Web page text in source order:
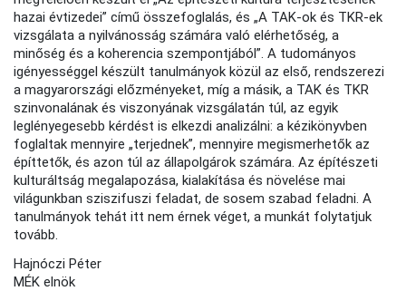
hazai évtizedei” című összefoglalás, és „A TAK-ok és TKR-ek
vizsgálata a nyilvánosság számára való elérhetőség, a
minőség és a koherencia szempontjából”. A tudományos
igényességgel készült tanulmányok közül az első, rendszerezi
a magyarországi előzményeket, míg a másik, a TAK és TKR
szinvonalának és viszonyának vizsgálatán túl, az egyik
leglényegesebb kérdést is elkezdi analizálni: a kézikönyvben
foglaltak mennyire „terjednek”, mennyire megismerhetők az
építtetők, és azon túl az állapolgárok számára. Az építészeti
kulturáltság megalapozása, kialakítása és növelése mai
világunkban sziszifuszi feladat, de sosem szabad feladni. A
tanulmányok tehát itt nem érnek véget, a munkát folytatjuk
tovább.
Hajnóczi Péter
MÉK elnök